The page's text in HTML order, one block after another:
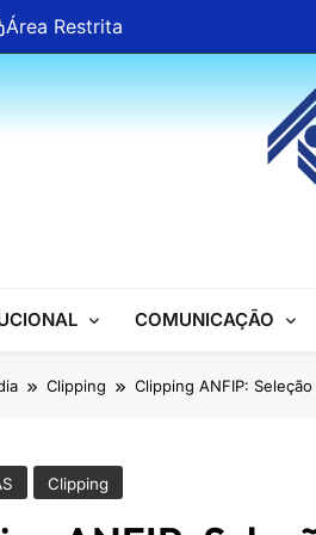
Área Restrita
Nacional
COMUNICAÇÃO
Clipping Clipping ANFIP:
Clipping